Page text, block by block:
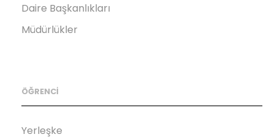
Daire Başkanlıkları
Müdürlükler
ÖĞRENCİ
Yerleşke